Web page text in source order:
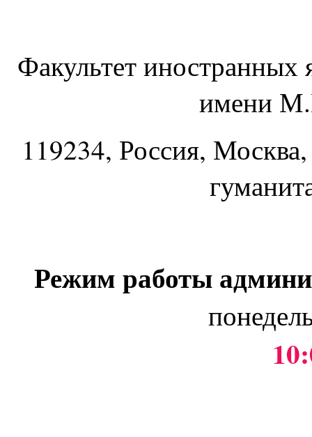
Факультет
имени
119234, Россия,
Режим работы